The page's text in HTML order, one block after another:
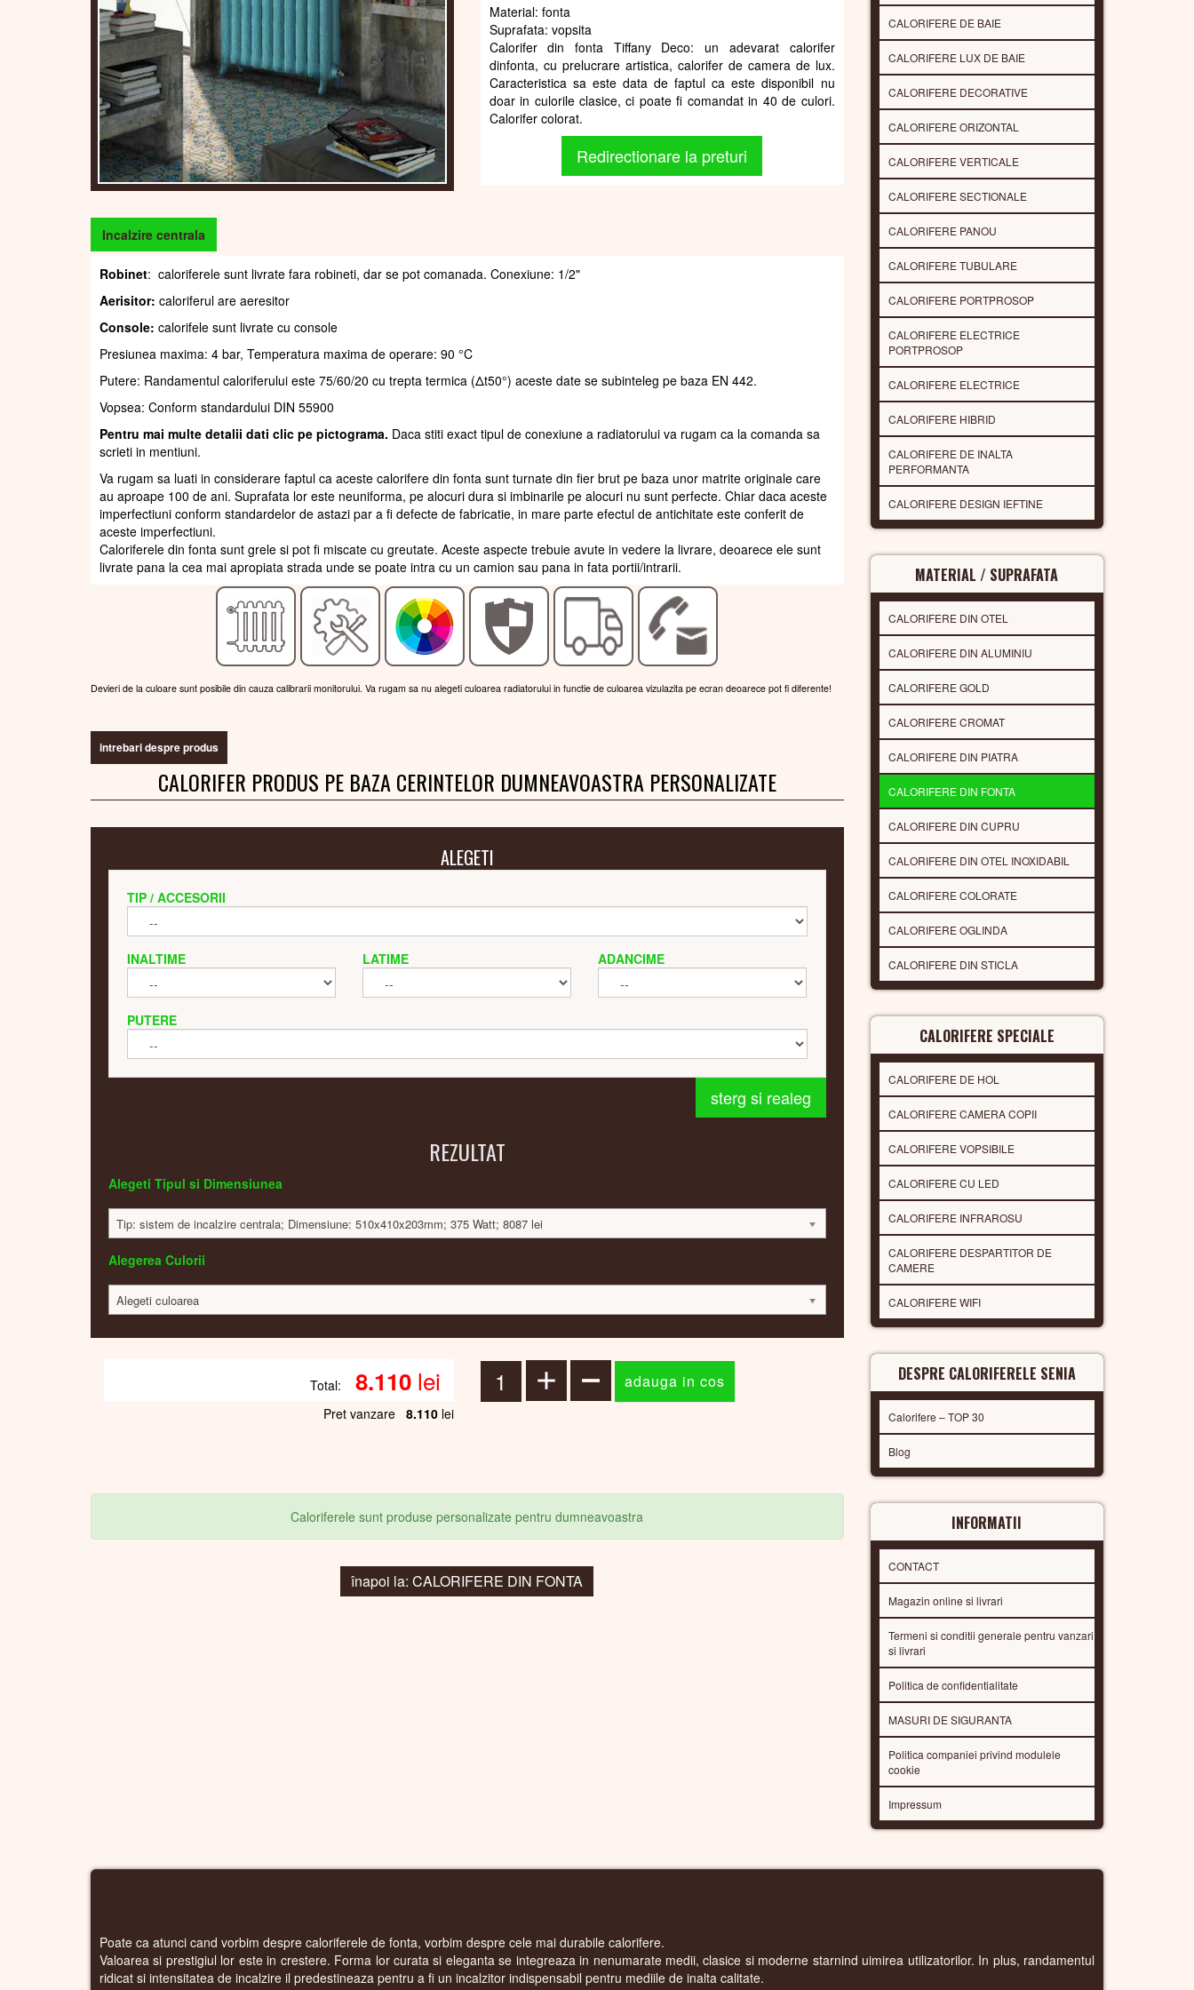
Material: fonta
Suprafata: vopsita
Calorifer din fonta Tiffany Deco: un adevarat calorifer
dinfonta, cu prelucrare artistica, calorifer de camera de lux.
Caracteristica sa este data de faptul ca este disponibil nu
doar in culorile clasice, ci poate fi comandat in 40 de culori.
Calorifer colorat.
Redirectionare la preturi
Incalzire centrala
Robinet: caloriferele sunt livrate fara robineti, dar se pot comanada. Conexiune: 1/2"
Aerisitor: caloriferul are aeresitor
Console: calorifele sunt livrate cu console
Presiunea maxima: 4 bar, Temperatura maxima de operare: 90 °C
Putere: Randamentul caloriferului este 75/60/20 cu trepta termica (Δt50°) aceste date se subinteleg pe baza EN 442.
Vopsea: Conform standardului DIN 55900
Pentru mai multe detalii dati clic pe pictograma. Daca stiti exact tipul de conexiune a radiatorului va rugam ca la comanda sa
scrieti in mentiuni.
Va rugam sa luati in considerare faptul ca aceste calorifere din fonta sunt turnate din fier brut pe baza unor matrite originale care
au aproape 100 de ani. Suprafata lor este neuniforma, pe alocuri dura si imbinarile pe alocuri nu sunt perfecte. Chiar daca aceste
imperfectiuni conform standardelor de astazi par a fi defecte de fabricatie, in mare parte efectul de antichitate este conferit de
aceste imperfectiuni.
Caloriferele din fonta sunt grele si pot fi miscate cu greutate. Aceste aspecte trebuie avute in vedere la livrare, deoarece ele sunt
livrate pana la cea mai apropiata strada unde se poate intra cu un camion sau pana in fata portii/intrarii.
Devieri de la culoare sunt posibile din cauza calibrarii monitorului. Va rugam sa nu alegeti culoarea radiatorului in functie de culoarea vizulazita pe ecran deoarece pot fi diferente!
intrebari despre produs
CALORIFER PRODUS PE BAZA CERINTELOR DUMNEAVOASTRA PERSONALIZATE
ALEGETI
TIP / ACCESORII
INALTIME LATIME ADANCIME
PUTERE
sterg si realeg
REZULTAT
Alegeti Tipul si Dimensiunea
Tip: sistem de incalzire centrala; Dimensiune: 510x410x203mm; 375 Watt; 8087 lei
Alegerea Culorii
Alegeti culoarea
Total: 8.110lei
Pret vanzare 8.110lei
Caloriferele sunt produse personalizate pentru dumneavoastra
înapoi la: CALORIFERE DIN FONTA
CALORIFERE DE BAIE
CALORIFERE LUX DE BAIE
CALORIFERE DECORATIVE
CALORIFERE ORIZONTAL
CALORIFERE VERTICALE
CALORIFERE SECTIONALE
CALORIFERE PANOU
CALORIFERE TUBULARE
CALORIFERE PORTPROSOP
CALORIFERE ELECTRICE
PORTPROSOP
CALORIFERE ELECTRICE
CALORIFERE HIBRID
CALORIFERE DE INALTA
PERFORMANTA
CALORIFERE DESIGN IEFTINE
MATERIAL / SUPRAFATA
CALORIFERE DIN OTEL
CALORIFERE DIN ALUMINIU
CALORIFERE GOLD
CALORIFERE CROMAT
CALORIFERE DIN PIATRA
CALORIFERE DIN FONTA
CALORIFERE DIN CUPRU
CALORIFERE DIN OTEL INOXIDABIL
CALORIFERE COLORATE
CALORIFERE OGLINDA
CALORIFERE DIN STICLA
CALORIFERE SPECIALE
CALORIFERE DE HOL
CALORIFERE CAMERA COPII
CALORIFERE VOPSIBILE
CALORIFERE CU LED
CALORIFERE INFRAROSU
CALORIFERE DESPARTITOR DE
CAMERE
CALORIFERE WIFI
DESPRE CALORIFERELE SENIA
Calorifere – TOP 30
Blog
INFORMATII
CONTACT
Magazin online si livrari
Termeni si conditii generale pentru vanzari
si livrari
Politica de confidentialitate
MASURI DE SIGURANTA
Politica companiei privind modulele
cookie
Impressum
Poate ca atunci cand vorbim despre caloriferele de fonta, vorbim despre cele mai durabile calorifere.
Valoarea si prestigiul lor este in crestere. Forma lor curata si eleganta se integreaza in nenumarate medii, clasice si moderne starnind uimirea utilizatorilor. In plus, randamentul
ridicat si intensitatea de incalzire il predestineaza pentru a fi un incalzitor indispensabil pentru mediile de inalta calitate.